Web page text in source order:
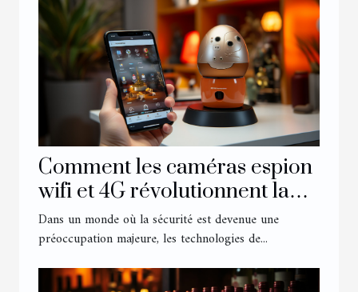
Comment les caméras espion
wifi et 4G révolutionnent la
surveillance à domicile
Dans un monde où la sécurité est devenue une
préoccupation majeure, les technologies de...